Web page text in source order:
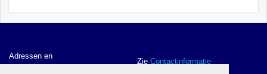
Adressen en
contactgegevens
Zie Contactinformatie